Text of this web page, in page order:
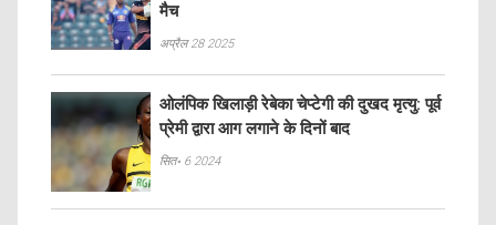
मैच
अप्रैल 28 2025
ओलंपिक खिलाड़ी रेबेका चेप्टेगी की दुखद मृत्यु: पूर्व
प्रेमी द्वारा आग लगाने के दिनों बाद
सित॰ 6 2024